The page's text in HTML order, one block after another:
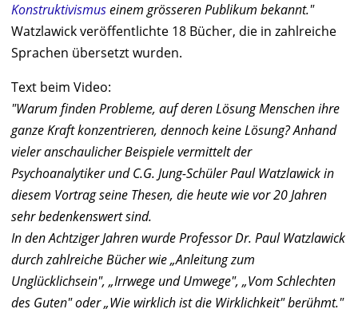
Konstruktivismuseinem grösseren Publikum bekannt."
Watzlawick veröffentlichte 18 Bücher, die in zahlreiche
Sprachen übersetzt wurden.
Text beim Video:
"Warum finden Probleme, auf deren Lösung Menschen ihre
ganze Kraft konzentrieren, dennoch keine Lösung? Anhand
vieler anschaulicher Beispiele vermittelt der
Psychoanalytiker und C.G. Jung-Schüler Paul Watzlawick in
diesem Vortrag seine Thesen, die heute wie vor 20 Jahren
sehr bedenkenswert sind.
In den Achtziger Jahren wurde Professor Dr. Paul Watzlawick
durch zahlreiche Bücher wie „Anleitung zum
Unglücklichsein", „Irrwege und Umwege", „Vom Schlechten
des Guten" oder „Wie wirklich ist die Wirklichkeit" berühmt."